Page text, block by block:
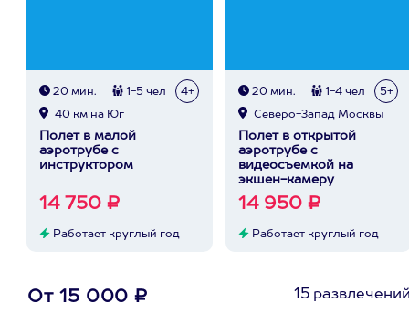
20 мин. 1-5 чел 4+
40 км на Юг
Полет в малой
аэротрубе с
инструктором
14 750 ₽
Работает круглый год
20 мин. 1-4 чел 5+
Северо-Запад Москвы
Полет в открытой
аэротрубе с
видеосъемкой на
экшен-камеру
14 950 ₽
Работает круглый год
От 15 000 ₽ 15